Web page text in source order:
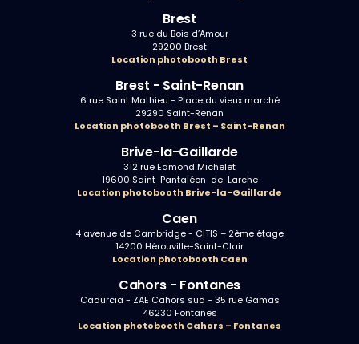
Brest
3 rue du Bois d’Amour
29200 Brest
Location photobooth Brest
Brest - Saint-Renan
6 rue Saint Mathieu - Place du vieux marché
29290 Saint-Renan
Location photobooth Brest – Saint-Renan
Brive-la-Gaillarde
312 rue Edmond Michelet
19600 Saint-Pantaléon-de-Larche
Location photobooth Brive-la-Gaillarde
Caen
4 avenue de Cambridge - CITIS – 2ème étage
14200 Hérouville-Saint-Clair
Location photobooth Caen
Cahors - Fontanes
Cadurcia - ZAE Cahors sud - 35 rue Gamas
46230 Fontanes
Location photobooth Cahors – Fontanes